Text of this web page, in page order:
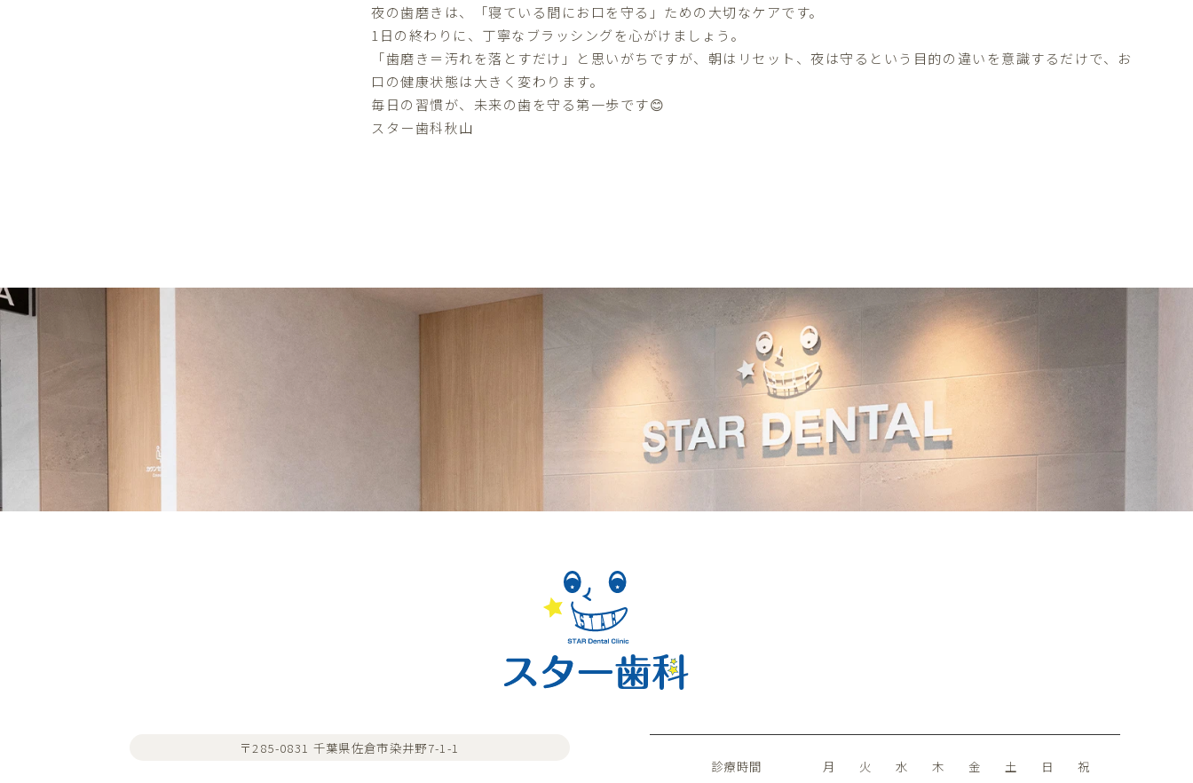
夜の歯磨きは、「寝ている間にお口を守る」ための大切なケアです。
1日の終わりに、丁寧なブラッシングを心がけましょう。
「歯磨き＝汚れを落とすだけ」と思いがちですが、朝はリセット、夜は守るという目的の違いを意識するだけで、お
口の健康状態は大きく変わります。
毎日の習慣が、未来の歯を守る第一歩です😊
スター歯科秋山
〒285-0831 千葉県佐倉市染井野7-1-1
診療時間 月 火 水 木 金 土 日 祝